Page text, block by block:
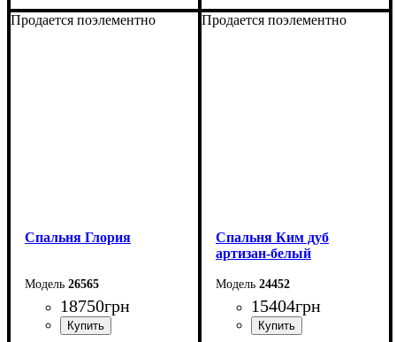
Продается поэлементно
Спальня Глория
26565
18750грн
Продается поэлементно
Спальня Ким дуб
артизан-белый
24452
15404грн